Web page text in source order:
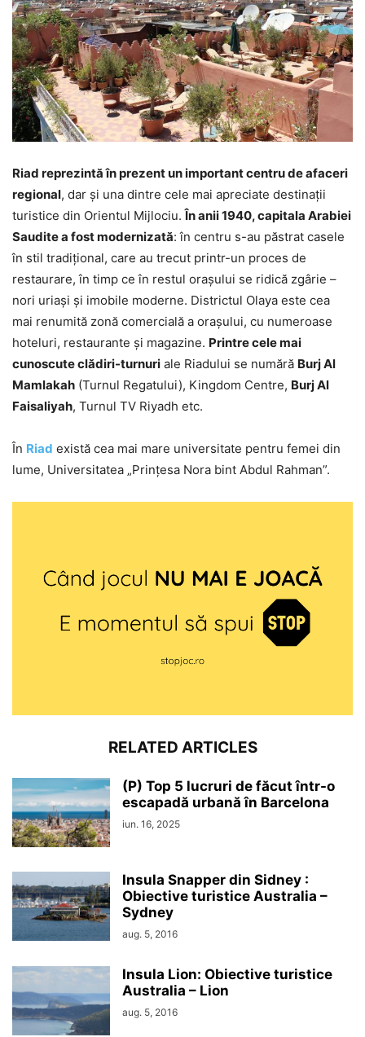
Riad reprezintă în prezent un important centru de afaceri
regional, dar şi una dintre cele mai apreciate destinaţii
turistice din Orientul Mijlociu.În anii 1940, capitala Arabiei
Saudite a fost modernizată: în centru s-au păstrat casele
în stil tradiţional, care au trecut printr-un proces de
restaurare, în timp ce în restul oraşului se ridică zgârie –
nori uriaşi şi imobile moderne. Districtul Olaya este cea
mai renumită zonă comercială a oraşului, cu numeroase
hoteluri, restaurante şi magazine. Printre cele mai
cunoscute clădiri-turnuri ale Riadului se numără Burj Al
Mamlakah (Turnul Regatului), Kingdom Centre, Burj Al
Faisaliyah, Turnul TV Riyadh etc.
În Riad există cea mai mare universitate pentru femei din
lume, Universitatea „Prinţesa Nora bint Abdul Rahman”.
RELATED ARTICLES
(P) Top 5 lucruri de făcut într-o
escapadă urbană în Barcelona
iun. 16, 2025
Insula Snapper din Sidney :
Obiective turistice Australia –
Sydney
aug. 5, 2016
Insula Lion: Obiective turistice
Australia – Lion
aug. 5, 2016